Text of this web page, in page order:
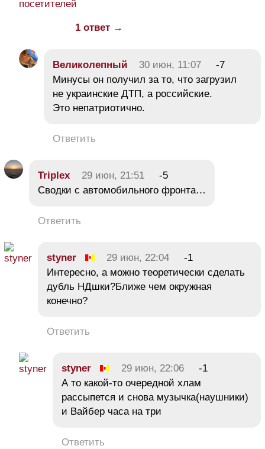
посетителей
1 ответ →
Великолепный 30 июн, 11:07
-7
Минусы он получил за то, что загрузил
не украинские ДТП, а российские.
Это непатриотично.
Ответить
Triplex 29 июн, 21:51
-5
Сводки с автомобильного фронта…
Ответить
styner 29 июн, 22:04
-1
Интересно, а можно теоретически сделать
дубль НДшки?Ближе чем окружная
конечно?
Ответить
styner 29 июн, 22:06
-1
А то какой-то очередной хлам
рассыпется и снова музычка(наушники)
и Вайбер часа на три
Ответить